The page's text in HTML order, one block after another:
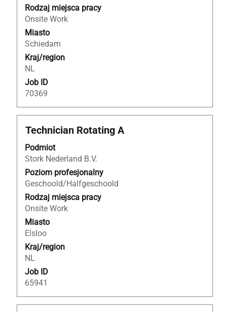
Rodzaj miejsca pracy
Onsite Work
Miasto
Schiedam
Kraj/region
NL
Job ID
70369
pełną
treść
danych
oferty
pracy.
Tytuł
Technician Rotating A
Podmiot
Stork Nederland B.V.
Poziom profesjonalny
Geschoold/Halfgeschoold
Rodzaj miejsca pracy
Onsite Work
Miasto
Elsloo
Kraj/region
NL
Job ID
65941
Zaznacz
pomocą
spacji,
aby
wyświetlić
pełną
treść
danych
oferty
pracy.